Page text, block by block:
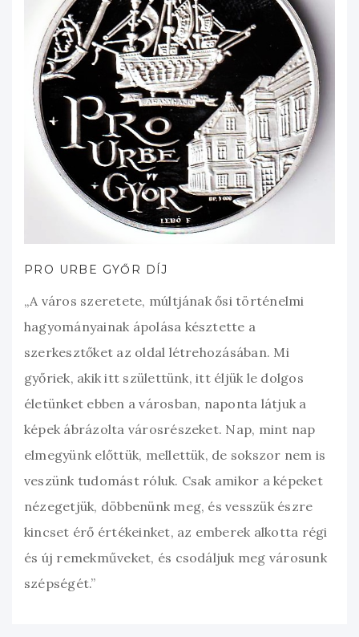
PRO URBE GYŐR DÍJ
„A város szeretete, múltjának ősi történelmi
hagyományainak ápolása késztette a
szerkesztőket az oldal létrehozásában. Mi
győriek, akik itt születtünk, itt éljük le dolgos
életünket ebben a városban, naponta látjuk a
képek ábrázolta városrészeket. Nap, mint nap
elmegyünk előttük, mellettük, de sokszor nem is
veszünk tudomást róluk. Csak amikor a képeket
nézegetjük, döbbenünk meg, és vesszük észre
kincset érő értékeinket, az emberek alkotta régi
és új remekműveket, és csodáljuk meg városunk
szépségét.”